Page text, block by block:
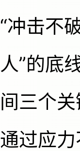
“冲击不
人”的底
间三个
通过应